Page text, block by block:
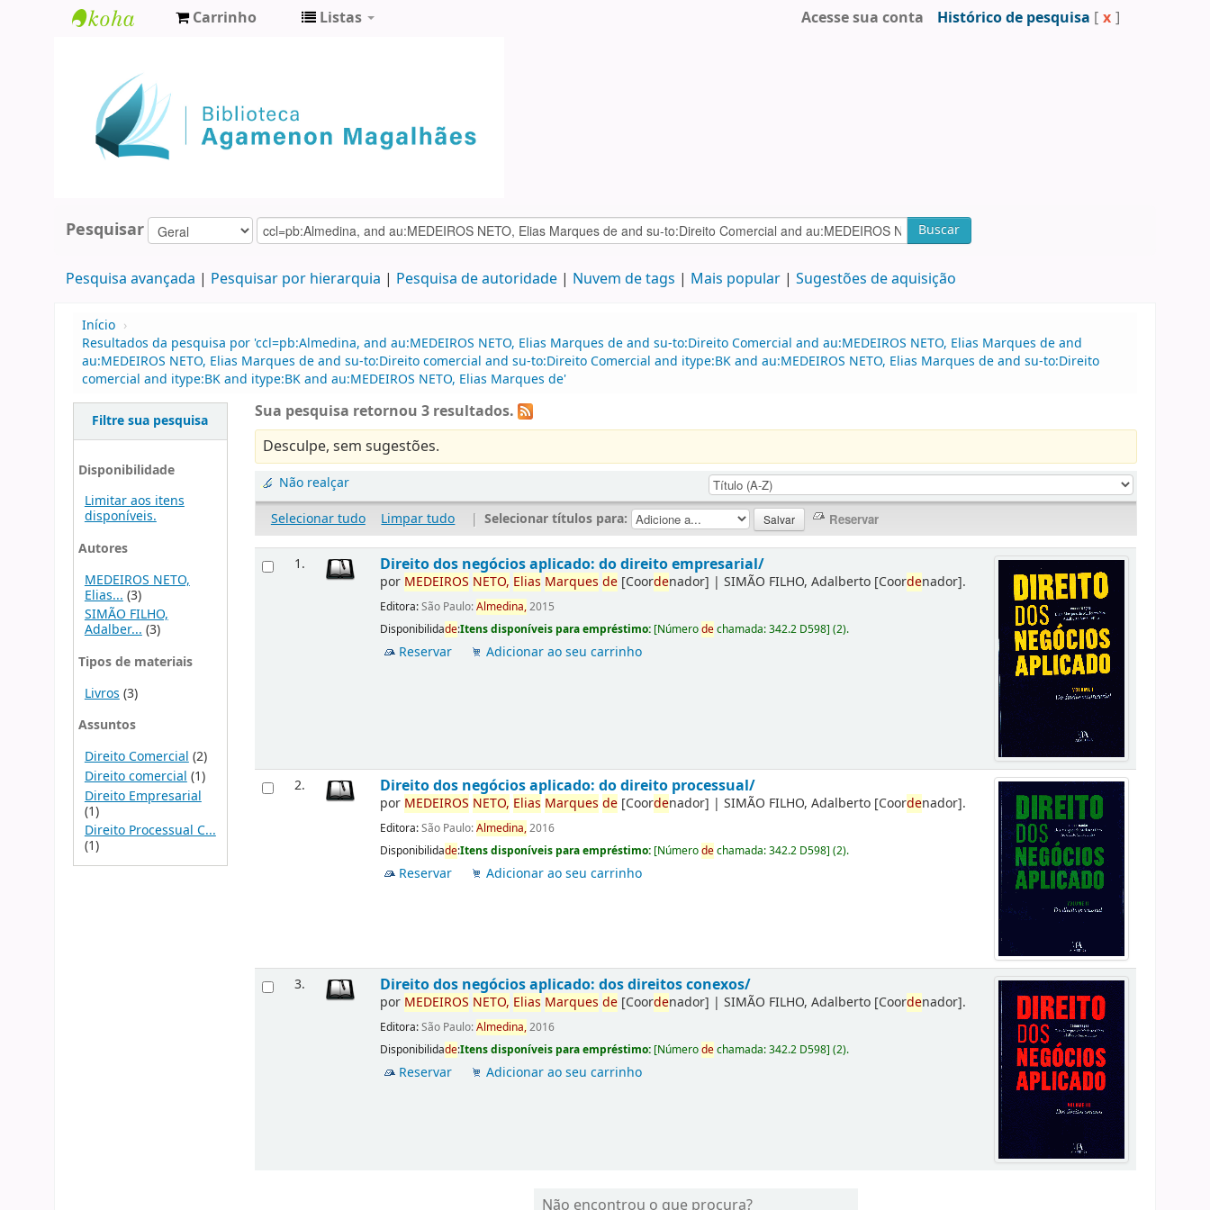
Agamenon
Magalhães
Carrinho Listas Acesse sua conta Histórico de pesquisa [ x ]
Pesquisar Buscar
Pesquisa avançada Pesquisar por hierarquia Pesquisa de autoridade Nuvem de tags Mais popular Sugestões de aquisição
Início ›
Resultados da pesquisa por 'ccl=pb:Almedina, and au:MEDEIROS NETO, Elias Marques de and su-to:Direito Comercial and au:MEDEIROS NETO, Elias Marques de and
au:MEDEIROS NETO, Elias Marques de and su-to:Direito comercial and su-to:Direito Comercial and itype:BK and au:MEDEIROS NETO, Elias Marques de and su-to:Direito
comercial and itype:BK and itype:BK and au:MEDEIROS NETO, Elias Marques de'
Filtre sua pesquisa
Disponibilidade
Limitar aos itens
disponíveis.
Autores
MEDEIROS NETO,
Elias... (3)
SIMÃO FILHO,
Adalber...(3)
Tipos de materiais
Livros (3)
Assuntos
Direito Comercial (2)
Direito comercial (1)
Direito Empresarial
(1)
Direito Processual C...
(1)
Sua pesquisa retornou 3 resultados.
Desculpe, sem sugestões.
Não realçar
Selecionar tudo
Limpar tudo | Selecionar títulos para:
1. Direito dos negócios aplicado: do direito empresarial/
por MEDEIROS NETO, Elias Marques de [Coordenador] |SIMÃO FILHO, Adalberto [Coordenador].
Editora:São Paulo:Almedina,2015
Disponibilidade:Itens disponíveis para empréstimo: [Númerodechamada:342.2 D598](2).
Reservar Adicionar ao seu carrinho
2. Direito dos negócios aplicado: do direito processual/
por MEDEIROS NETO, Elias Marques de [Coordenador] |SIMÃO FILHO, Adalberto [Coordenador].
Editora:São Paulo:Almedina,2016
Disponibilidade:Itens disponíveis para empréstimo: [Númerodechamada:342.2 D598](2).
Reservar Adicionar ao seu carrinho
3. Direito dos negócios aplicado: dos direitos conexos/
por MEDEIROS NETO, Elias Marques de [Coordenador] |SIMÃO FILHO, Adalberto [Coordenador].
Editora:São Paulo:Almedina,2016
Disponibilidade:Itens disponíveis para empréstimo: [Númerodechamada:342.2 D598](2).
Reservar Adicionar ao seu carrinho